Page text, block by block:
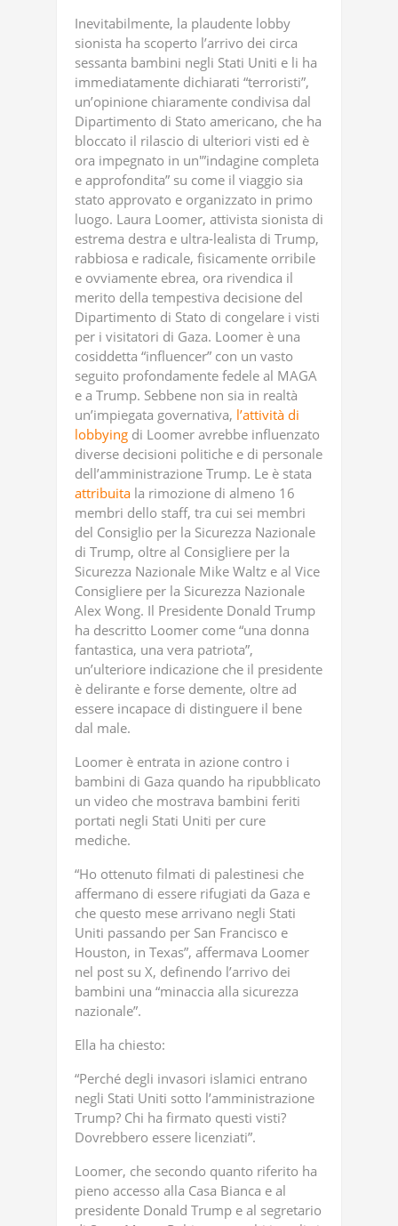
Inevitabilmente, la plaudente lobby
sionista ha scoperto l’arrivo dei circa
sessanta bambini negli Stati Uniti e li ha
immediatamente dichiarati “terroristi”,
un’opinione chiaramente condivisa dal
Dipartimento di Stato americano, che ha
bloccato il rilascio di ulteriori visti ed è
ora impegnato in un'”indagine completa
e approfondita” su come il viaggio sia
stato approvato e organizzato in primo
luogo. Laura Loomer, attivista sionista di
estrema destra e ultra-lealista di Trump,
rabbiosa e radicale, fisicamente orribile
e ovviamente ebrea, ora rivendica il
merito della tempestiva decisione del
Dipartimento di Stato di congelare i visti
per i visitatori di Gaza. Loomer è una
cosiddetta “influencer” con un vasto
seguito profondamente fedele al MAGA
e a Trump. Sebbene non sia in realtà
un’impiegata governativa, l’attività di
lobbying di Loomer avrebbe influenzato
diverse decisioni politiche e di personale
dell’amministrazione Trump. Le è stata
attribuita la rimozione di almeno 16
membri dello staff, tra cui sei membri
del Consiglio per la Sicurezza Nazionale
di Trump, oltre al Consigliere per la
Sicurezza Nazionale Mike Waltz e al Vice
Consigliere per la Sicurezza Nazionale
Alex Wong. Il Presidente Donald Trump
ha descritto Loomer come “una donna
fantastica, una vera patriota”,
un’ulteriore indicazione che il presidente
è delirante e forse demente, oltre ad
essere incapace di distinguere il bene
dal male.
Loomer è entrata in azione contro i
bambini di Gaza quando ha ripubblicato
un video che mostrava bambini feriti
portati negli Stati Uniti per cure
mediche.
“Ho ottenuto filmati di palestinesi che
affermano di essere rifugiati da Gaza e
che questo mese arrivano negli Stati
Uniti passando per San Francisco e
Houston, in Texas”, affermava Loomer
nel post su X, definendo l’arrivo dei
bambini una “minaccia alla sicurezza
nazionale”.
Ella ha chiesto:
“Perché degli invasori islamici entrano
negli Stati Uniti sotto l’amministrazione
Trump? Chi ha firmato questi visti?
Dovrebbero essere licenziati”.
Loomer, che secondo quanto riferito ha
pieno accesso alla Casa Bianca e al
presidente Donald Trump e al segretario